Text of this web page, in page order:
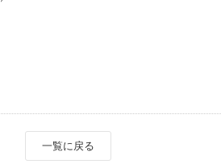
一覧に戻る